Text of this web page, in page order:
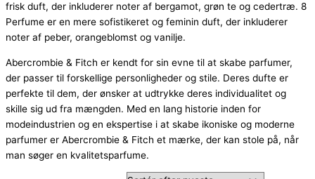
frisk duft, der inkluderer noter af bergamot, grøn te og cedertræ. 8
Perfume er en mere sofistikeret og feminin duft, der inkluderer
noter af peber, orangeblomst og vanilje.
Abercrombie & Fitch er kendt for sin evne til at skabe parfumer,
der passer til forskellige personligheder og stile. Deres dufte er
perfekte til dem, der ønsker at udtrykke deres individualitet og
skille sig ud fra mængden. Med en lang historie inden for
modeindustrien og en ekspertise i at skabe ikoniske og moderne
parfumer er Abercrombie & Fitch et mærke, der kan stole på, når
man søger en kvalitetsparfume.